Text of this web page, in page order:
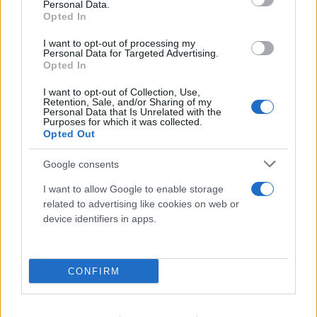
Personal Data.
Opted In
I want to opt-out of processing my
Personal Data for Targeted Advertising.
Opted In
I want to opt-out of Collection, Use,
Retention, Sale, and/or Sharing of my
Personal Data that Is Unrelated with the
Purposes for which it was collected.
Opted Out
Google consents
I want to allow Google to enable storage
related to advertising like cookies on web or
device identifiers in apps.
CONFIRM
Έγκλημα στην Κυψέλη: Οι... περιπέτειες του
26χρονου, ο γάμος, η ξαφνική αλλαγή και η
μοιραία νύχτα
08.08.2026
Τα πρώτα στοιχεία για τη νεκρή γυναίκα στον
Λυκαβηττό - Θάνατο από πτώση «βλέπει» ο